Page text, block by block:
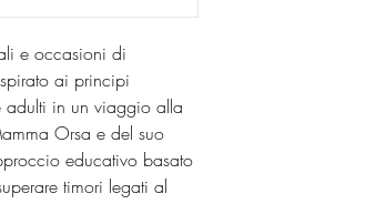
e occasioni di
ai principi
in un viaggio alla
Orsa e del suo
educativo basato
timori legati al